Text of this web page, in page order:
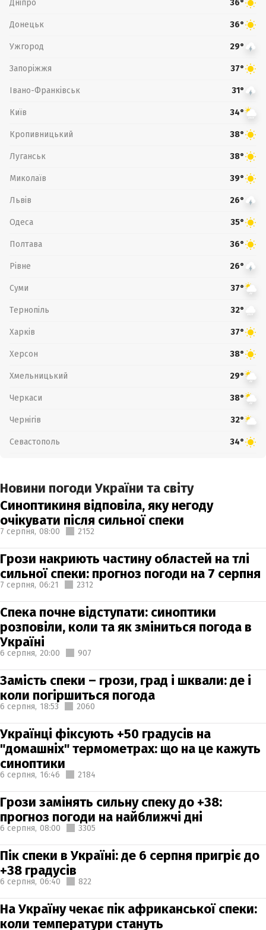
Дніпро 36°
Донецьк 36°
Ужгород 29°
Запоріжжя 37°
Івано-Франківськ 31°
Київ 34°
Кропивницький 38°
Луганськ 38°
Миколаїв 39°
Львів 26°
Одеса 35°
Полтава 36°
Рівне 26°
Суми 37°
Тернопіль 32°
Харків 37°
Херсон 38°
Хмельницький 29°
Черкаси 38°
Чернігів 32°
Севастополь 34°
Новини погоди України та світу
Синоптикиня відповіла, яку негоду
очікувати після сильної спеки
7 серпня, 08:00 2152
Грози накриють частину областей на тлі
сильної спеки: прогноз погоди на 7 серпня
7 серпня, 06:21 2312
Спека почне відступати: синоптики
розповіли, коли та як зміниться погода в
Україні
6 серпня, 20:00 907
Замість спеки – грози, град і шквали: де і
коли погіршиться погода
6 серпня, 18:53 2060
Українці фіксують +50 градусів на
"домашніх" термометрах: що на це кажуть
синоптики
6 серпня, 16:46 2184
Грози замінять сильну спеку до +38:
прогноз погоди на найближчі дні
6 серпня, 08:00 3305
Пік спеки в Україні: де 6 серпня пригріє до
+38 градусів
6 серпня, 06:40 822
На Україну чекає пік африканської спеки:
коли температури стануть